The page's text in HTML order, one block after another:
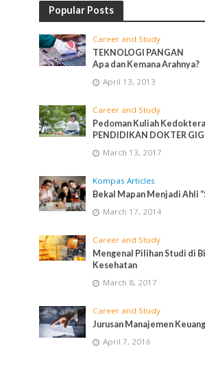
Popular Posts
Career and Study
TEKNOLOGI PANGAN
Apa dan Kemana Arahnya?
April 13, 2013
Career and Study
Pedoman Kuliah
PENDIDIKAN DOKTER
March 13, 2017
Kompas Articles
Bekal Mapan Menjadi Ahli
March 17, 2014
Career and Study
Mengenal Pilihan Studi di
Kesehatan
March 8, 2017
Career and Study
Jurusan Manajemen
April 7, 2016